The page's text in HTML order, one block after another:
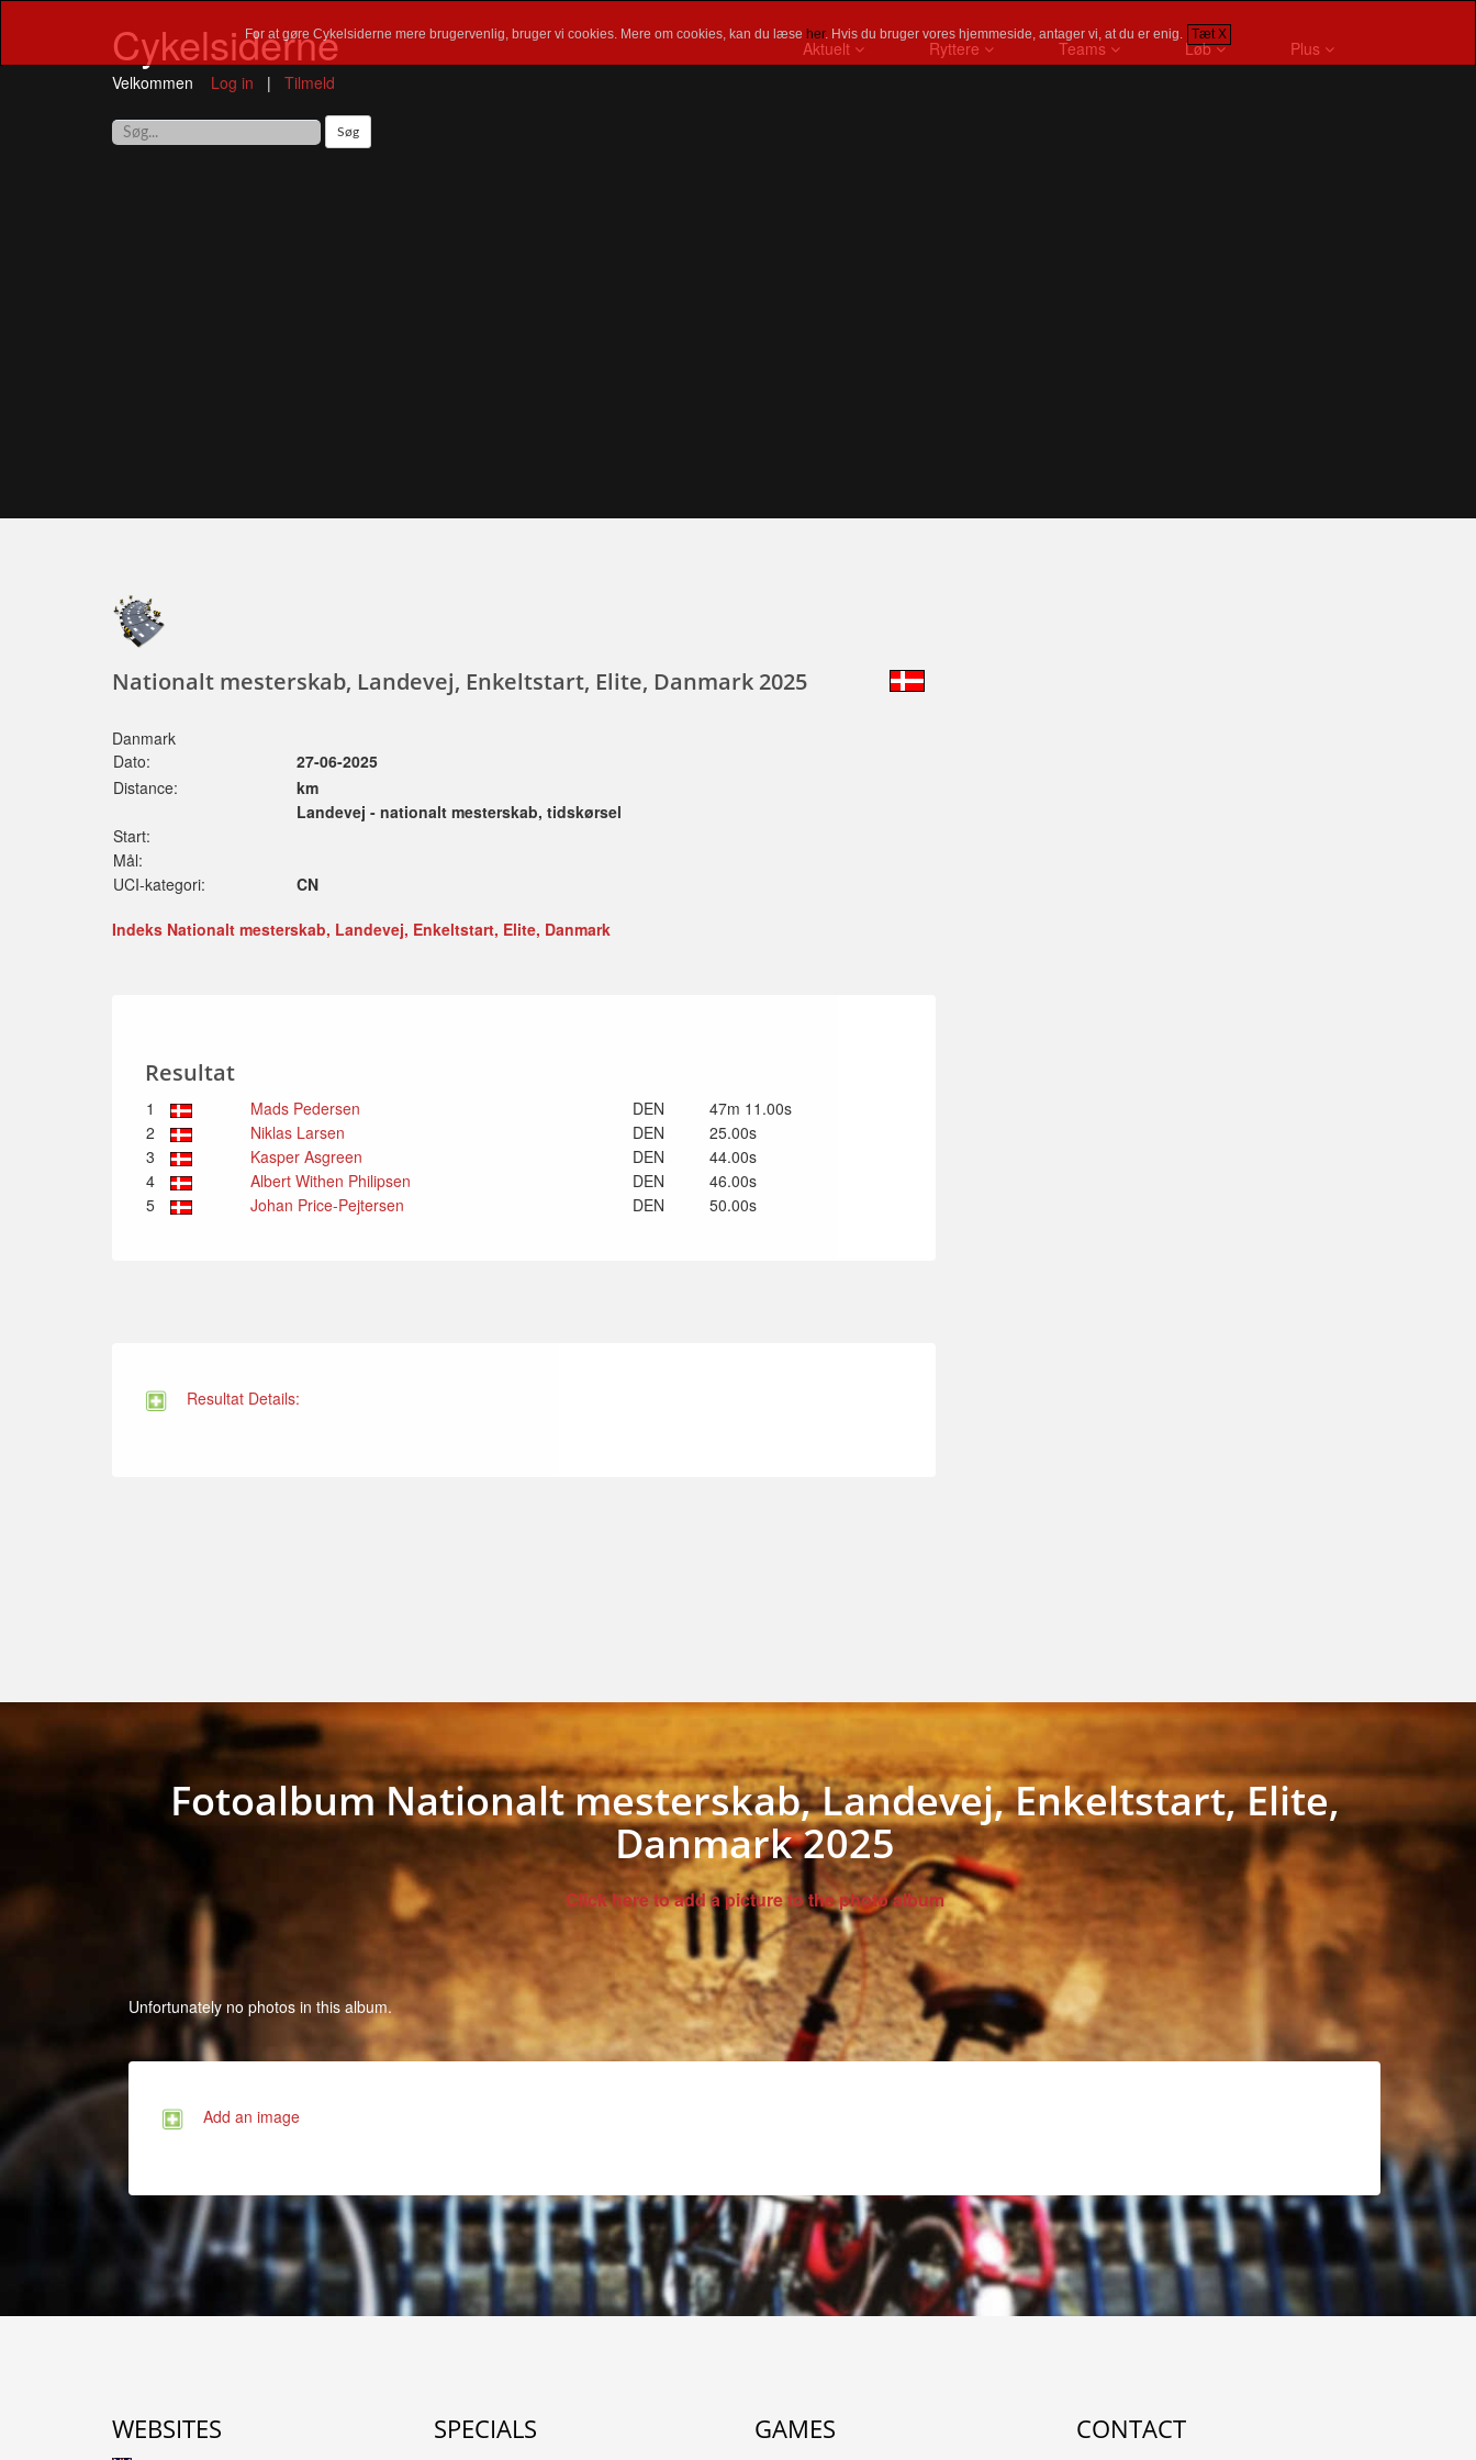
For at gøre Cykelsiderne mere brugervenlig, bruger vi cookies. Mere om cookies, kan du læse her. Hvis du bruger vores hjemmeside, antager vi, at du er enig. Tæt X
Cykelsiderne
Velkommen Log in | Tilmeld
Aktuelt Ryttere Teams Løb Plus
Nationalt mesterskab, Landevej, Enkeltstart, Elite, Danmark 2025
Danmark
Dato:
27-06-2025
Distance:
km
Landevej - nationalt mesterskab, tidskørsel
Start:
Mål:
UCI-kategori:
CN
Indeks Nationalt mesterskab, Landevej, Enkeltstart, Elite, Danmark
Resultat
1 Mads Pedersen DEN
47m 11.00s
2
Niklas Larsen DEN
25.00s
3
Kasper Asgreen DEN
44.00s
4
Albert Withen Philipsen DEN
46.00s
5
Johan Price-Pejtersen DEN 50.00s
Resultat Details:
Fotoalbum Nationalt mesterskab, Landevej, Enkeltstart, Elite,
Danmark 2025
Click here to add a picture to the photo album
Unfortunately no photos in this album.
Add an image
WEBSITES SPECIALS GAMES CONTACT